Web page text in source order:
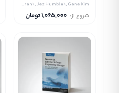
performing technology
organizations
Nicole Forsgren\, Jez Humble\, Gene Kim
شروع از: 1,065,000تومان